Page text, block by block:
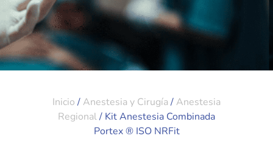
Inicio /Anestesia y Cirugía /Anestesia
Regional/ Kit Anestesia Combinada
Portex ® ISO NRFit